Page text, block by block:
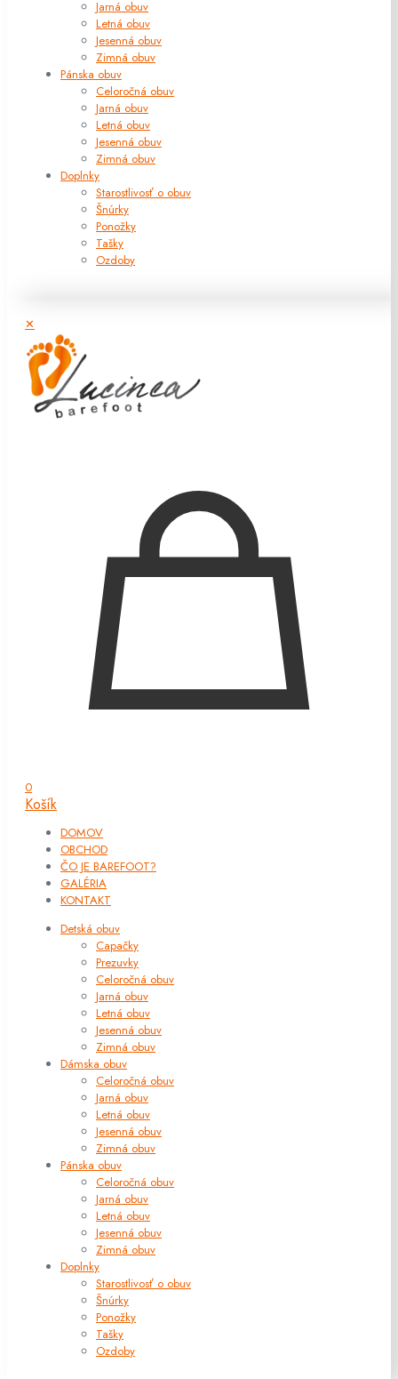
Jarná obuv
Letná obuv
Jesenná obuv
Zimná obuv
Pánska obuv
Celoročná obuv
Jarná obuv
Letná obuv
Jesenná obuv
Zimná obuv
Doplnky
Starostlivosť o obuv
Šnúrky
Ponožky
Tašky
Ozdoby
✕
0
Košík
DOMOV
OBCHOD
ČO JE BAREFOOT?
GALÉRIA
KONTAKT
Detská obuv
Capačky
Prezuvky
Celoročná obuv
Jarná obuv
Letná obuv
Jesenná obuv
Zimná obuv
Dámska obuv
Celoročná obuv
Jarná obuv
Letná obuv
Jesenná obuv
Zimná obuv
Pánska obuv
Celoročná obuv
Jarná obuv
Letná obuv
Jesenná obuv
Zimná obuv
Doplnky
Starostlivosť o obuv
Šnúrky
Ponožky
Tašky
Ozdoby